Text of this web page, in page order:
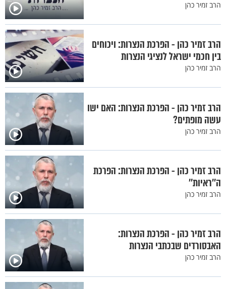
הרב זמיר כהן
הרב זמיר כהן - הפרכת הנצרות: ויכוחים
בין חכמי ישראל לנציגי הנצרות
הרב זמיר כהן
הרב זמיר כהן - הפרכת הנצרות: האם ישו
עשה מופתים?
הרב זמיר כהן
הרב זמיר כהן - הפרכת הנצרות: הפרכת
ה’’ראיות’’
הרב זמיר כהן
הרב זמיר כהן - הפרכת הנצרות:
האבסורדים שבכתבי הנצרות
הרב זמיר כהן